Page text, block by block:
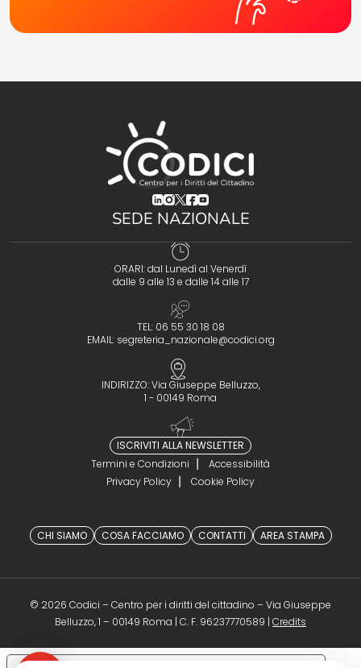
(opens in a new tab)
(opens in a new tab)
(opens in a new tab)
(opens in a new tab)
(opens in a new tab)
SEDE NAZIONALE
ORARI: dal Lunedì al Venerdì
dalle 9 alle 13 e dalle 14 alle 17
TEL: 06 55 30 18 08
EMAIL: segreteria_nazionale@codici.org
INDIRIZZO: Via Giuseppe Belluzzo,
1 - 00149 Roma
ISCRIVITI ALLA NEWSLETTER
Termini e Condizioni
Accessibilità
Privacy Policy
Cookie Policy
CHI SIAMO COSA FACCIAMO CONTATTI AREA STAMPA
© 2026 Codici – Centro per i diritti del cittadino – Via Giuseppe
Belluzzo, 1 – 00149 Roma | C. F. 96237770589 | Credits